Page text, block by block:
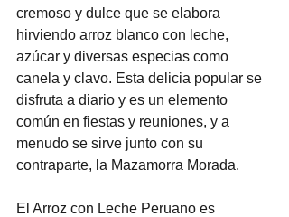
cremoso y dulce que se elabora
hirviendo arroz blanco con leche,
azúcar y diversas especias como
canela y clavo. Esta delicia popular se
disfruta a diario y es un elemento
común en fiestas y reuniones, y a
menudo se sirve junto con su
contraparte, la Mazamorra Morada.
El Arroz con Leche Peruano es